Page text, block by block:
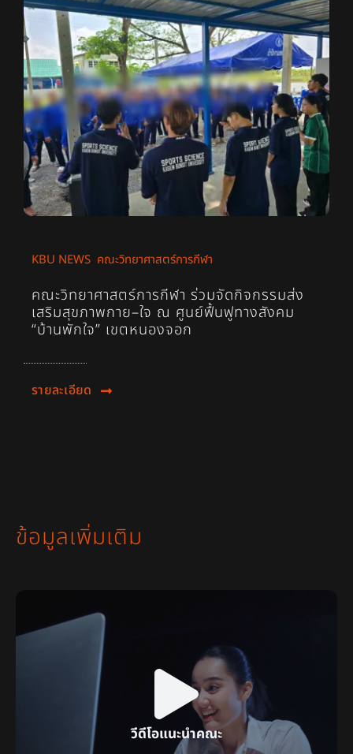
KBU NEWS, คณะวิทยาศาสตร์การกีฬา
คณะวิทยาศาสตร์การกีฬา ร่วมจัดกิจกรรมส่ง
เสริมสุขภาพกาย–ใจ ณ ศูนย์ฟื้นฟูทางสังคม
“บ้านพักใจ” เขตหนองจอก
รายละเอียด
ข้อมูลเพิ่มเติม
วีดีโอแนะนำคณะ